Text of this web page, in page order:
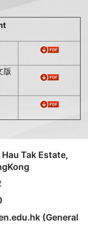
版
Hau Tak Estate,
(General